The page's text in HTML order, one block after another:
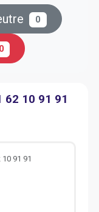
0
0
62 10 91 91